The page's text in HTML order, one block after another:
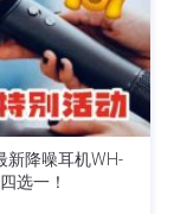
新降噪耳机WH-
选一！